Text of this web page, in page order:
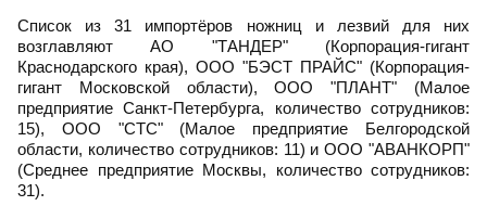
Список из 31 импортёров ножниц и лезвий для них
возглавляют АО "ТАНДЕР" (Корпорация-гигант
Краснодарского края), ООО "БЭСТ ПРАЙС" (Корпорация-
гигант Московской области), ООО "ПЛАНТ" (Малое
предприятие Санкт-Петербурга, количество сотрудников:
15), ООО "СТС" (Малое предприятие Белгородской
области, количество сотрудников: 11) и ООО "АВАНКОРП"
(Среднее предприятие Москвы, количество сотрудников:
31).